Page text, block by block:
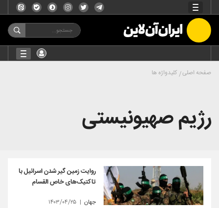
صفحه اصلی کلیدواژه ها
رژیم صهیونیستی
روایت زمین گیر شدن اسرائیل با
تاکتیک‌های خاص القسام
جهان ۱۴۰۳/۰۴/۲۵